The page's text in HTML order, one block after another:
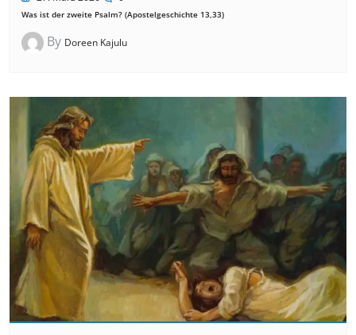
Was ist der zweite Psalm? (Apostelgeschichte 13,33)
By Doreen Kajulu